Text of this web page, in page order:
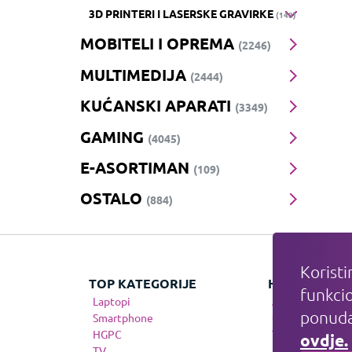
3D PRINTERI I LASERSKE GRAVIRKE (148)
MOBITELI I OPREMA (2246)
MULTIMEDIJA (2444)
KUĆANSKI APARATI (3349)
GAMING (4045)
E-ASORTIMAN (109)
OSTALO (884)
ovdje.
TOP KATEGORIJE
Laptopi
Smartphone
HGPC
HIT
Apple
Gaming
Telefonija